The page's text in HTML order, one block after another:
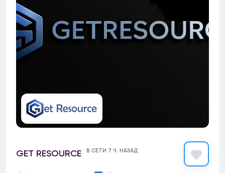
GET RESOURCE В СЕТИ 7 Ч. НАЗАД